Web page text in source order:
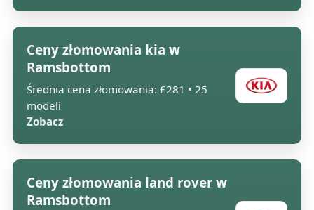
Ceny złomowania kia w
Ramsbottom
Średnia cena złomowania: £281 • 25
modeli
Zobacz
Ceny złomowania land rover w
Ramsbottom